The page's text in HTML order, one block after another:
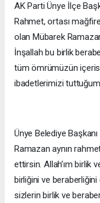
AK Parti Ünye İlçe
Rahmet, ortası
olan Mübarek
İnşallah bu birlik
tüm ömrümüzün
ibadetlerimizi
Ünye Belediye
Ramazan aynın
ettirsin. Allah’ım birlik
birliğini ve beraberliğini
sizlerin birlik ve